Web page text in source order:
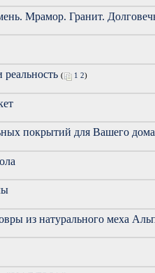
Мрамор. Гранит.
( 1 2)
покрытий для Вашего дома
из натурального меха